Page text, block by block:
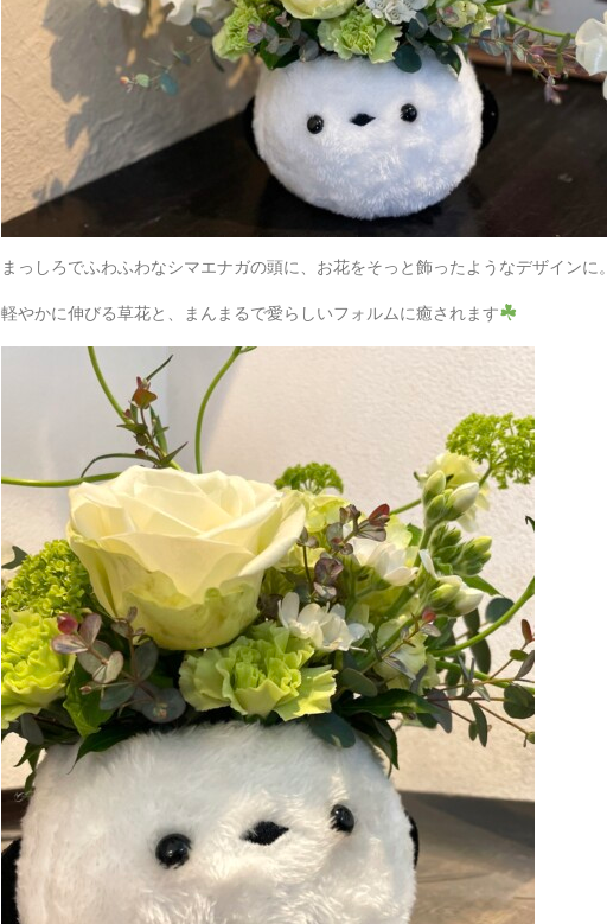
まっしろでふわふわなシマエナガの頭に、お花をそっと飾ったようなデザインに。
軽やかに伸びる草花と、まんまるで愛らしいフォルムに癒されます